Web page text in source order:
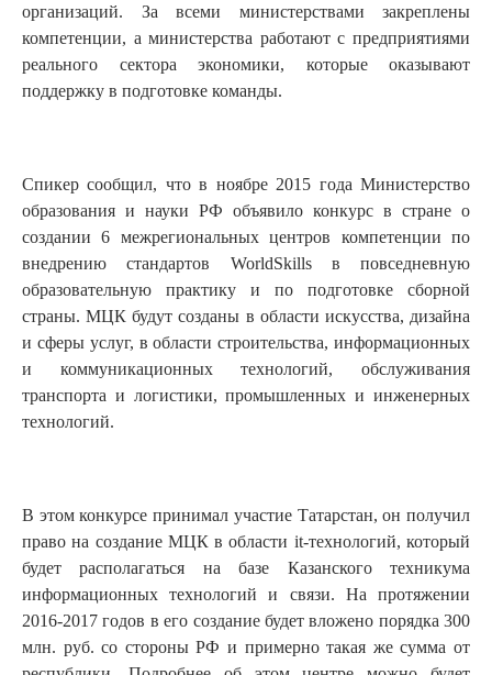
организаций. За всеми министерствами закреплены
компетенции, а министерства работают с предприятиями
реального сектора экономики, которые оказывают
поддержку в подготовке команды.
Спикер сообщил, что в ноябре 2015 года Министерство
образования и науки РФ объявило конкурс в стране о
создании 6 межрегиональных центров компетенции по
внедрению стандартов WorldSkills в повседневную
образовательную практику и по подготовке сборной
страны. МЦК будут созданы в области искусства, дизайна
и сферы услуг, в области строительства, информационных
и коммуникационных технологий, обслуживания
транспорта и логистики, промышленных и инженерных
технологий.
В этом конкурсе принимал участие Татарстан, он получил
право на создание МЦК в области it-технологий, который
будет располагаться на базе Казанского техникума
информационных технологий и связи. На протяжении
2016-2017 годов в его создание будет вложено порядка 300
млн. руб. со стороны РФ и примерно такая же сумма от